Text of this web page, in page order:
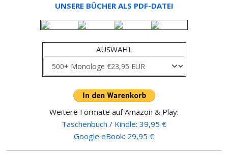
UNSERE BÜCHER ALS PDF-DATEI
AUSWAHL
Weitere Formate auf Amazon & Play:
Taschenbuch / Kindle: 39,95 €
Google eBook: 29,95 €